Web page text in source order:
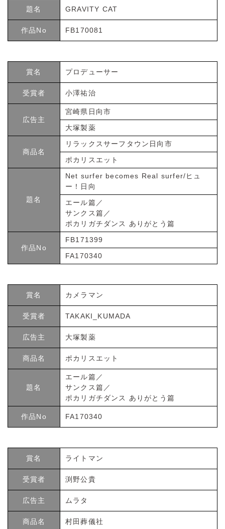
題名 GRAVITY CAT
作品No FB170081
賞名 プロデューサー
受賞者 小澤祐治
広告主
宮崎県日向市
大塚製薬
商品名
リラックスサーフタウン日向市
ポカリスエット
題名
Net surfer becomes Real surfer/ヒュ
ー！日向
エール篇／
サンクス篇／
ポカリガチダンス ありがとう篇
作品No
FB171399
FA170340
賞名 カメラマン
受賞者 TAKAKI_KUMADA
広告主 大塚製薬
商品名 ポカリスエット
題名
エール篇／
サンクス篇／
ポカリガチダンス ありがとう篇
作品No FA170340
賞名 ライトマン
受賞者 渕野公貴
広告主 ムラタ
商品名 村田葬儀社